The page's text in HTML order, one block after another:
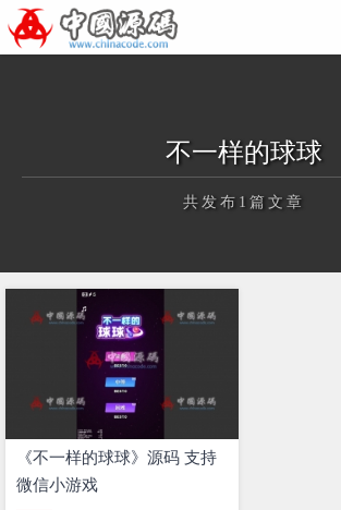
不一样的球球
共发布1篇文章
正在为您加载新内容
《不一样的球球》源码 支持
微信小游戏